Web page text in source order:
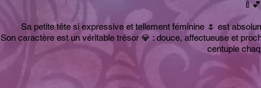
🍼💕
Sa petite tête si expressive et tellement féminine 🌷 est
Son caractère est un véritable trésor 💎 : douce, affectueuse et
centuple